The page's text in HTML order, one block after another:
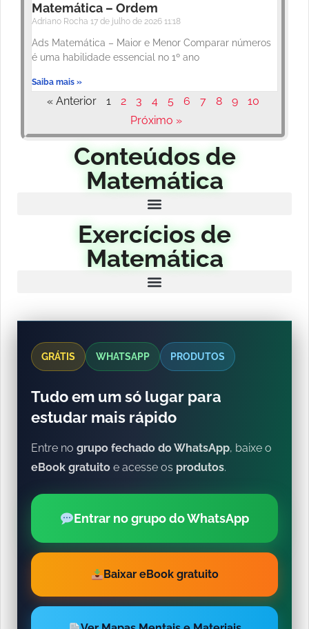
Matemática – Ordem
Adriano Rocha 17 de julho de 2026 11:18
Ads Matemática – Maior e Menor Comparar números
é uma habilidade essencial no 1º ano
Saiba mais »
« Anterior 1 2 3 4 5 6 7 8 9
10
Próximo »
Conteúdos de
Matemática
Exercícios de
Matemática
GRÁTIS WHATSAPP PRODUTOS
Tudo em um só lugar para
estudar mais rápido
Entre no grupo fechado do WhatsApp, baixe o
eBook gratuito e acesse os produtos.
Entrar no grupo do WhatsApp
Baixar eBook gratuito